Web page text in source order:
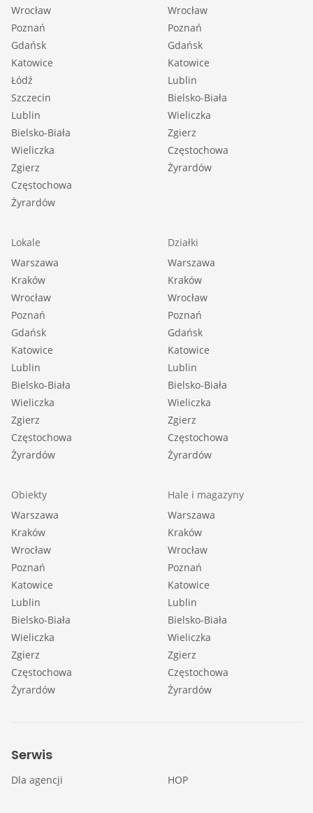
Wrocław
Poznań
Gdańsk
Katowice
Łódź
Szczecin
Lublin
Bielsko-Biała
Wieliczka
Zgierz
Częstochowa
Żyrardów
Wrocław
Poznań
Gdańsk
Katowice
Lublin
Bielsko-Biała
Wieliczka
Zgierz
Częstochowa
Żyrardów
Lokale
Warszawa
Kraków
Wrocław
Poznań
Gdańsk
Katowice
Lublin
Bielsko-Biała
Wieliczka
Zgierz
Częstochowa
Żyrardów
Działki
Warszawa
Kraków
Wrocław
Poznań
Gdańsk
Katowice
Lublin
Bielsko-Biała
Wieliczka
Zgierz
Częstochowa
Żyrardów
Obiekty
Warszawa
Kraków
Wrocław
Poznań
Katowice
Lublin
Bielsko-Biała
Wieliczka
Zgierz
Częstochowa
Żyrardów
Hale i magazyny
Warszawa
Kraków
Wrocław
Poznań
Katowice
Lublin
Bielsko-Biała
Wieliczka
Zgierz
Częstochowa
Żyrardów
Serwis
Dla agencji HOP